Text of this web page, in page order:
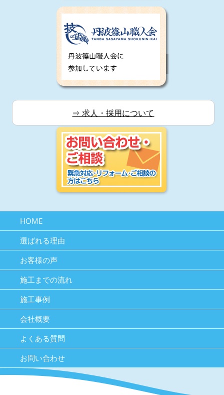
⇒ 求人・採用について
HOME
選ばれる理由
お客様の声
施工までの流れ
施工事例
会社概要
よくある質問
お問い合わせ